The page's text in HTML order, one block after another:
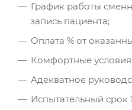
График работы
запись пациента;
Оплата % от
Комфортные
Адекватное
Испытательный срок